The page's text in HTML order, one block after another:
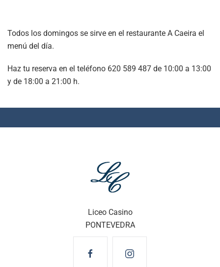
Todos los domingos se sirve en el restaurante A Caeira el
menú del día.
Haz tu reserva en el teléfono 620 589 487 de 10:00 a 13:00
y de 18:00 a 21:00 h.
Liceo Casino
PONTEVEDRA